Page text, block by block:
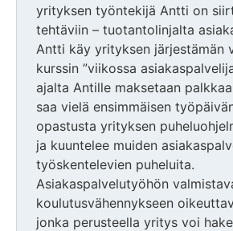
yrityksen työntekijä Antti on
tehtäviin – tuotantolinjalta
Antti käy yrityksen järjestämän
kurssin ”viikossa
ajalta Antille maksetaan
saa vielä ensimmäisen
opastusta yrityksen
ja kuuntelee muiden
työskentelevien puheluita.
Asiakaspalvelutyöhön
koulutusvähennykseen
jonka perusteella yritys voi